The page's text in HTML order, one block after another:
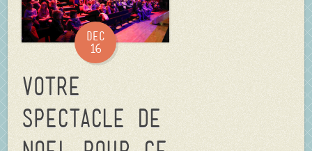
Dec
16
Votre
spectacle de